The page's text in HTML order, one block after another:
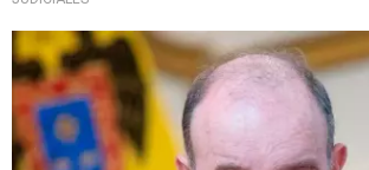
¡En exclusiva!